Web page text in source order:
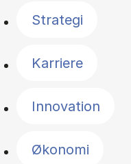
Strategi
Karriere
Innovation
Økonomi